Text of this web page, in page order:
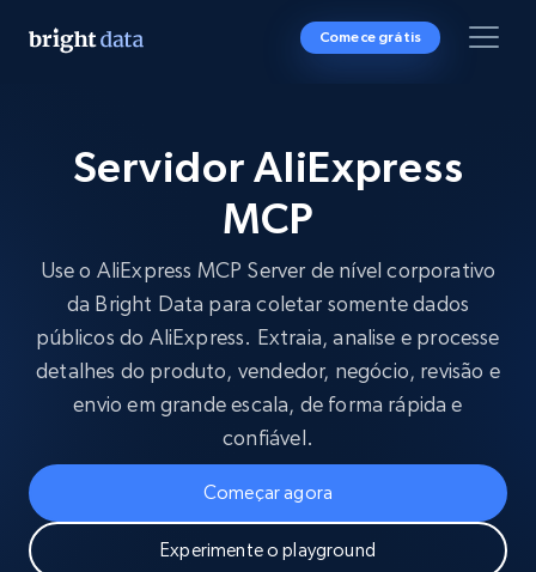
Comece grátis
Servidor AliExpress
MCP
Use o AliExpress MCP Server de nível corporativo
da Bright Data para coletar somente dados
públicos do AliExpress. Extraia, analise e processe
detalhes do produto, vendedor, negócio, revisão e
envio em grande escala, de forma rápida e
confiável.
Começar agora
Experimente o playground